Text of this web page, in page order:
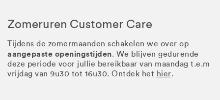
Zomeruren Customer Care
Tijdens de zomermaanden schakelen we over op
aangepaste openingstijden. We blijven gedurende
deze periode voor jullie bereikbaar van maandag t.e.m
vrijdag van 9u30 tot 16u30. Ontdek het hier.